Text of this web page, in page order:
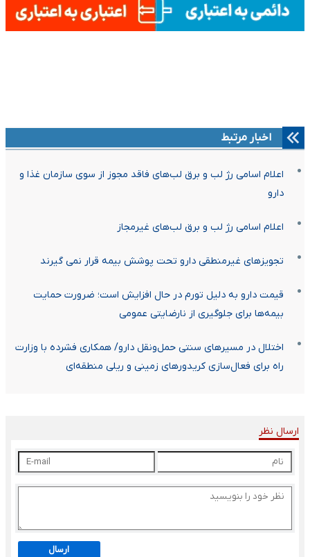
اخبار مرتبط
اعلام اسامی رژ لب و برق لب‌های فاقد مجوز از سوی سازمان غذا و
دارو
اعلام اسامی رژ لب و برق لب‌های غیرمجاز
تجویزهای غیرمنطقی دارو تحت پوشش بیمه قرار نمی گیرند
قیمت دارو به دلیل تورم در حال افزایش است؛ ضرورت حمایت
بیمه‌ها برای جلوگیری از نارضایتی عمومی
اختلال در مسیرهای سنتی حمل‌ونقل دارو/ همکاری‌ فشرده‌ با وزارت
راه برای فعال‌سازی کریدورهای زمینی و ریلی منطقه‌ای
ارسال نظر
ارسال